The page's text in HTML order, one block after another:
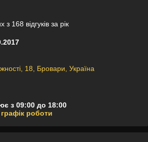
168 відгуків за рік
18, Бровари, Україна
з 09:00 до 18:00
роботи